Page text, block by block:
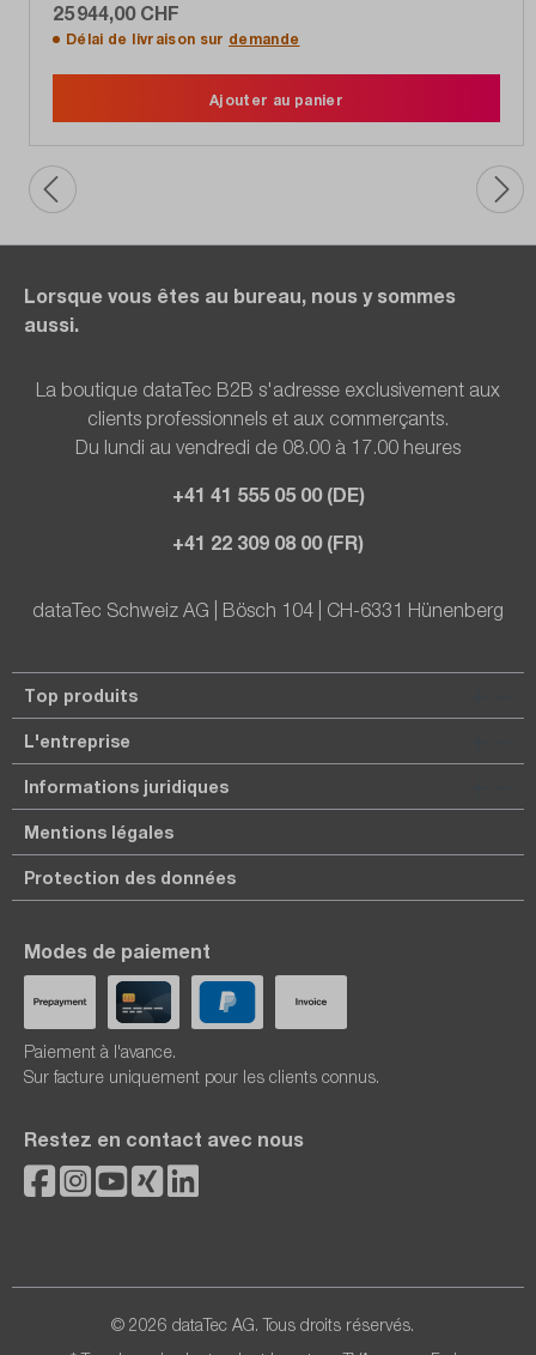
25 944,00 CHF
Délai de livraison sur demande
Ajouter au panier
Lorsque vous êtes au bureau, nous y sommes
aussi.
La boutique dataTec B2B s'adresse exclusivement aux
clients professionnels et aux commerçants.
Du lundi au vendredi de 08.00 à 17.00 heures
+41 41 555 05 00 (DE)
+41 22 309 08 00 (FR)
dataTec Schweiz AG | Bösch 104 | CH-6331 Hünenberg
Top produits
L'entreprise
Informations juridiques
Mentions légales
Protection des données
Modes de paiement
Paiement à l'avance.
Sur facture uniquement pour les clients connus.
Restez en contact avec nous
© 2026 dataTec AG. Tous droits réservés.